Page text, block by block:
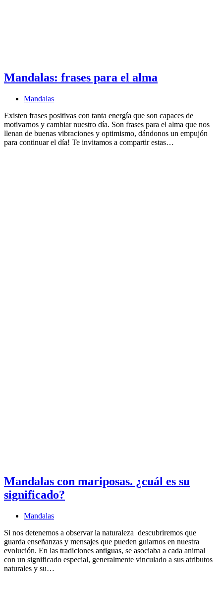
Mandalas: frases para el alma
Mandalas
Existen frases positivas con tanta energía que son capaces de
motivarnos y cambiar nuestro día. Son frases para el alma que nos
llenan de buenas vibraciones y optimismo, dándonos un empujón
para continuar el día! Te invitamos a compartir estas…
Mandalas con mariposas. ¿cuál es su
significado?
Mandalas
Si nos detenemos a observar la naturaleza descubriremos que
guarda enseñanzas y mensajes que pueden guiarnos en nuestra
evolución. En las tradiciones antiguas, se asociaba a cada animal
con un significado especial, generalmente vinculado a sus atributos
naturales y su…